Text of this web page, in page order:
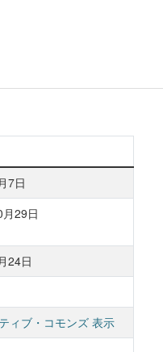
7日
29日
24日
ィブ・コモンズ 表示